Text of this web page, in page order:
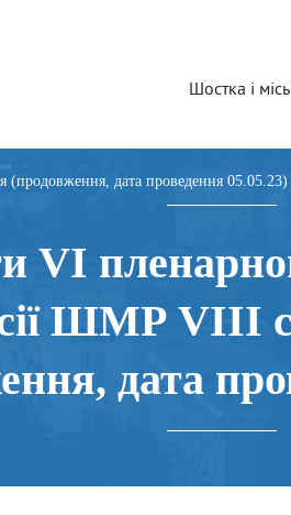
Шостка і
дата проведення 05.05.23)
VI
ШМР VIII
дата